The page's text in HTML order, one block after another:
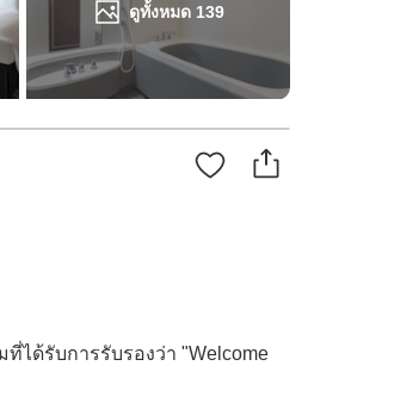
ดูทั้งหมด 139
ได้รับการรับรองว่า "Welcome